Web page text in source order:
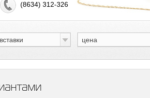
(8634) 312-326
цена